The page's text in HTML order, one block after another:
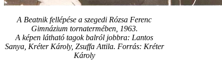
A Beatnik fellépése a szegedi Rózsa Ferenc
Gimnázium tornatermében, 1963.
A képen látható tagok balról jobbra: Lantos
Sanya, Kréter Károly, Zsuffa Attila. Forrás: Kréter
Károly